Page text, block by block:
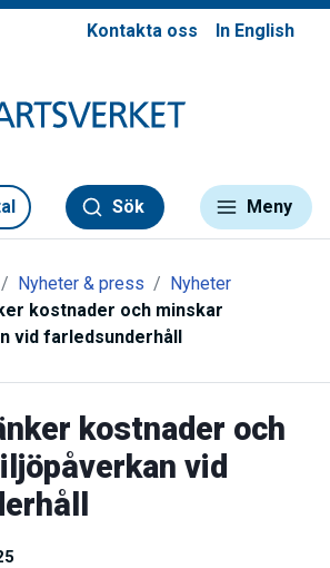
Kontakta oss In English
Sök Meny
Nyheter & press
Nyheter
kostnader och minskar
vid farledsunderhåll
kostnader och
vid